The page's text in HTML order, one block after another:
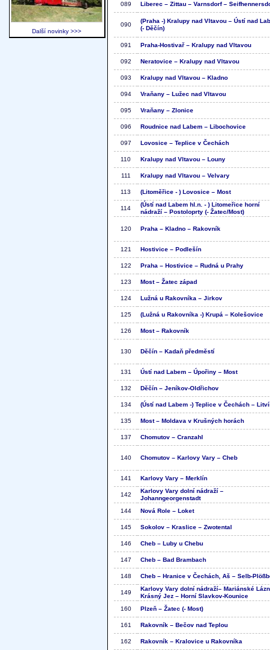
089
Liberec – Zittau – Varnsdorf –
090
(Praha -) Kralupy nad Vltavou – Ústí nad
(- Děčín)
091 Praha-Hostivař – Kralupy nad Vltavou
092 Neratovice – Kralupy nad Vltavou
093 Kralupy nad Vltavou – Kladno
094 Vraňany – Lužec nad Vltavou
095 Vraňany – Zlonice
096 Roudnice nad Labem – Libochovice
097 Lovosice – Teplice v Čechách
110 Kralupy nad Vltavou – Louny
111 Kralupy nad Vltavou – Velvary
113 (Litoměřice - ) Lovosice – Most
114
(Ústí nad Labem hl.n. - ) Litomeřice horní
nádraží – Postoloprty (- Žatec/Most)
120 Praha – Kladno – Rakovník
121 Hostivice – Podlešín
122 Praha – Hostivice – Rudná u Prahy
123 Most – Žatec západ
124 Lužná u Rakovníka – Jirkov
125 (Lužná u Rakovníka -) Krupá – Kolešovice
126 Most – Rakovník
130 Děčín – Kadaň předměstí
131 Ústí nad Labem – Úpořiny – Most
132 Děčín – Jeníkov-Oldřichov
134 (Ústí nad Labem -) Teplice v Čechách –
135 Most – Moldava v Krušných horách
137 Chomutov – Cranzahl
140 Chomutov – Karlovy Vary – Cheb
141 Karlovy Vary – Merklín
142
Karlovy Vary dolní nádraží –
Johanngeorgenstadt
144
Nová Role – Loket
145 Sokolov – Kraslice – Zwotental
146 Cheb – Luby u Chebu
147 Cheb – Bad Brambach
148 Cheb – Hranice v Čechách, Aš – Selb-
149
Karlovy Vary dolní nádraží– Mariánské
Krásný Jez – Horní Slavkov-Kounice
160
Plzeň – Žatec (- Most)
161 Rakovník – Bečov nad Teplou
162 Rakovník – Kralovice u Rakovníka
Další novinky >>>